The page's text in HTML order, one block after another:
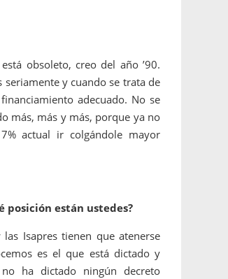
obsoleto, creo del año ’90.
seriamente y cuando se trata de
adecuado. No se
más, más y más, porque ya no
actual ir colgándole mayor
posición están ustedes?
Isapres tienen que atenerse
es el que está dictado y
ha dictado ningún decreto